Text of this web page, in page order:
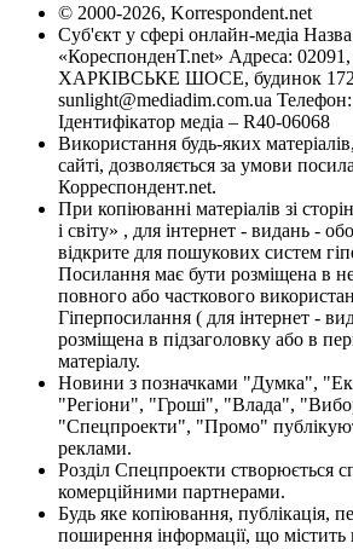
© 2000-2026, Korrespondent.net
Суб'єкт у сфері онлайн-медіа
«КореспонденТ.net» Адреса: 02091,
ХАРКІВСЬКЕ ШОСЕ, будинок 172-
sunlight@mediadim.com.ua
Ідентифікатор медіа – R40-06068
Використання будь-яких
сайті, дозволяється за умови
Корреспондент.net.
При копіюванні матеріалів зі
і світу» , для інтернет - видань -
відкрите для пошукових систем
Посилання має бути розміщена в
повного або часткового
Гіперпосилання ( для інтернет -
розміщена в підзаголовку або в
матеріалу.
Новини з позначками "Думка",
"Регіони", "Гроші", "Влада",
"Спецпроекти", "Промо"
реклами.
Розділ Спецпроекти створюється
комерційними партнерами.
Будь яке копіювання, публікація,
поширення інформації, що містить